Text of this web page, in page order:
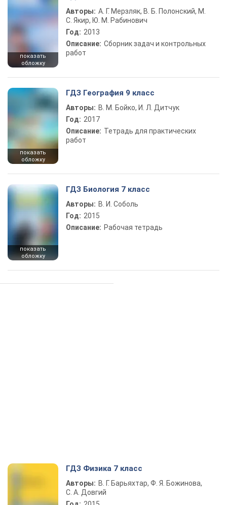
показать
обложку
Авторы: А. Г. Мерзляк, В. Б. Полонский, М.
С. Якир, Ю. М. Рабинович
Год: 2013
Описание: Сборник задач и контрольных
работ
показать
обложку
ГДЗ География 9 класс
Авторы: В. М. Бойко, И. Л. Дитчук
Год: 2017
Описание: Тетрадь для практических
работ
показать
обложку
ГДЗ Биология 7 класс
Авторы: В. И. Соболь
Год: 2015
Описание: Рабочая тетрадь
ГДЗ Физика 7 класс
Авторы: В. Г. Барьяхтар, Ф. Я. Божинова,
С. А. Довгий